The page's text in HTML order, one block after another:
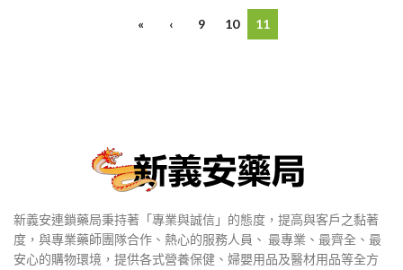
« ‹ 9 10 11
新義安連鎖藥局秉持著「專業與誠信」的態度，提高與客戶之黏著
度，與專業藥師團隊合作、熱心的服務人員、 最專業、最齊全、最
安心的購物環境，提供各式營養保健、婦嬰用品及醫材用品等全方